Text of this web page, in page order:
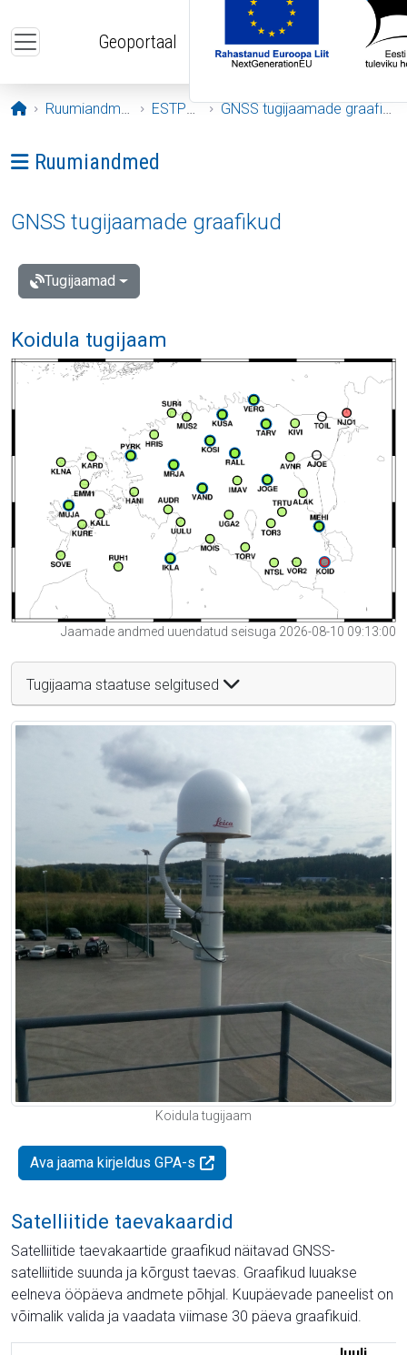
Geoportaal
Avaleht
Ruumiandmed ESTPOS GNSS tugijaamade graafikud
Ava menüü: Ruumiandmed
Ruumiandmed
GNSS tugijaamade graafikud
Tugijaamad
Koidula tugijaam
Jaamade andmed uuendatud seisuga 2026-08-10 09:13:00
Tugijaama staatuse selgitused
Koidula tugijaam
Ava jaama kirjeldus GPA-s
Satelliitide taevakaardid
Satelliitide taevakaartide graafikud näitavad GNSS-
satelliitide suunda ja kõrgust taevas. Graafikud luuakse
eelneva ööpäeva andmete põhjal. Kuupäevade paneelist on
võimalik valida ja vaadata viimase 30 päeva graafikuid.